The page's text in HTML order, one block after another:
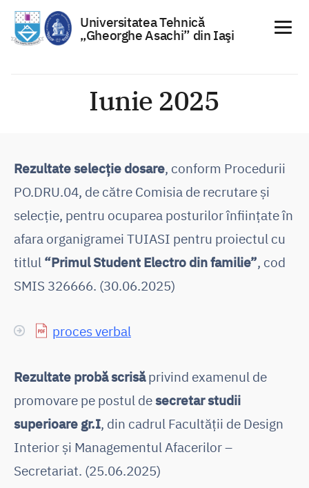
Universitatea Tehnică
„Gheorghe Asachi” din Iaşi
Iunie 2025
Rezultate selecţie dosare, conform Procedurii
PO.DRU.04, de către Comisia de recrutare și
selecție, pentru ocuparea posturilor înființate în
afara organigramei TUIASI pentru proiectul cu
titlul “Primul Student Electro din familie”, cod
SMIS 326666. (30.06.2025)
proces verbal
Rezultate probă scrisăprivind examenul de
promovare pe postul desecretar studii
superioare gr.I, din cadrul Facultății de Design
Interior și Managementul Afacerilor –
Secretariat. (25.06.2025)